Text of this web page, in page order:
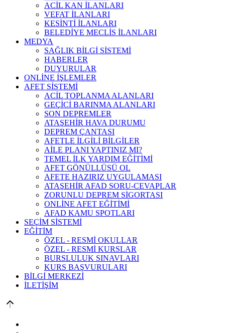
ACİL KAN İLANLARI
VEFAT İLANLARI
KESİNTİ İLANLARI
BELEDİYE MECLİS İLANLARI
MEDYA
SAĞLIK BİLGİ SİSTEMİ
HABERLER
DUYURULAR
ONLİNE İŞLEMLER
AFET SİSTEMİ
ACİL TOPLANMA ALANLARI
GEÇİCİ BARINMA ALANLARI
SON DEPREMLER
ATAŞEHİR HAVA DURUMU
DEPREM ÇANTASI
AFETLE İLGİLİ BİLGİLER
AİLE PLANI YAPTINIZ MI?
TEMEL İLK YARDIM EĞİTİMİ
AFET GÖNÜLLÜSÜ OL
AFETE HAZIRIZ UYGULAMASI
ATAŞEHİR AFAD SORU-CEVAPLAR
ZORUNLU DEPREM SİGORTASI
ONLİNE AFET EĞİTİMİ
AFAD KAMU SPOTLARI
SEÇİM SİSTEMİ
EĞİTİM
ÖZEL - RESMİ OKULLAR
ÖZEL - RESMİ KURSLAR
BURSLULUK SINAVLARI
KURS BAŞVURULARI
BİLGİ MERKEZİ
İLETİŞİM